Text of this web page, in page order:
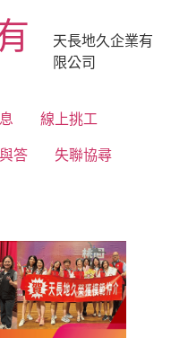
天長地久企業有
限公司
線上挑工
答
失聯協尋